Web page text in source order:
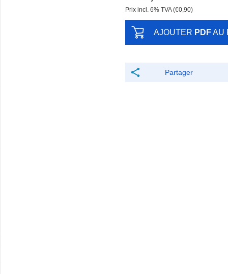
Prix ​​incl. 6% TVA (€0,90)
AJOUTER PDFAU
Partager